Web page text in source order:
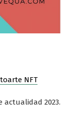
NFT
actualidad 2023.